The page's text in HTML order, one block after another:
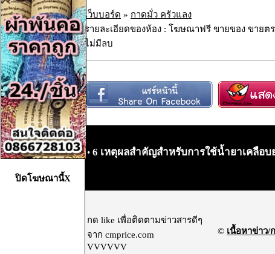
เว็บบอร์ด » กาดมั่ว ครัวแลง
รายละเอียดของห้อง : โฆษณาฟรี ขายของ ขายต
ไม่มีลบ
• 6 เหตุผลสำคัญสำหรับการใช้น้ำยาเคลือบ
กด like เพื่อติดตามข่าวสารดีๆ
จาก cmprice.com
VVVVVV
© เนื้อหาข่าว/
ปิดโฆษณานี้X